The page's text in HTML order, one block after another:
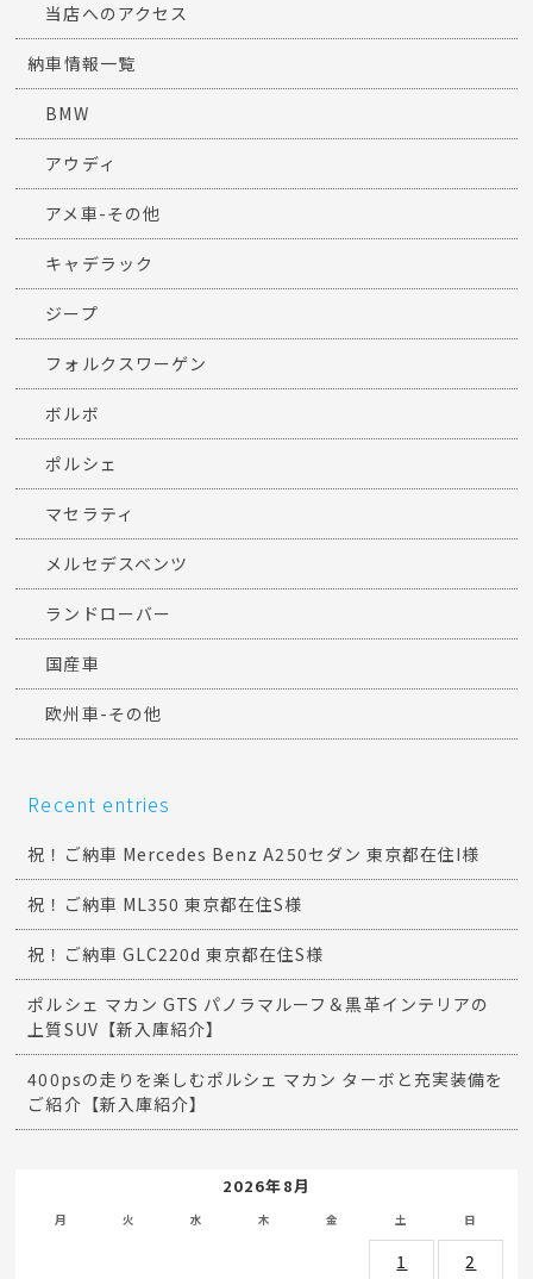
当店へのアクセス
納車情報一覧
BMW
アウディ
アメ車-その他
キャデラック
ジープ
フォルクスワーゲン
ボルボ
ポルシェ
マセラティ
メルセデスベンツ
ランドローバー
国産車
欧州車-その他
Recent entries
祝！ご納車 Mercedes Benz A250セダン 東京都在住I様
祝！ご納車 ML350 東京都在住S様
祝！ご納車 GLC220d 東京都在住S様
ポルシェ マカン GTS パノラマルーフ＆黒革インテリアの
上質SUV【新入庫紹介】
400psの走りを楽しむポルシェ マカン ターボと充実装備を
ご紹介【新入庫紹介】
2026年8月
月 火 水 木 金 土 日
1 2